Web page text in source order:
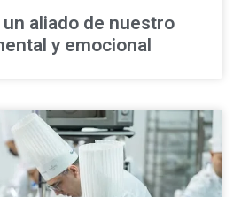
un aliado de nuestro
y emocional